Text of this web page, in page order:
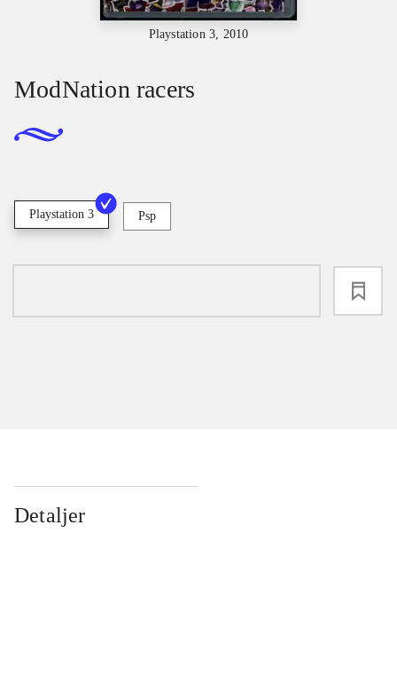
Playstation 3, 2010
ModNation racers
Playstation 3 Psp
Detaljer